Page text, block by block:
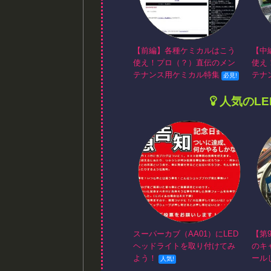
【前編】各種ケミカルはこう
使え！プロ（？）直伝のメン
テナンス用ケミカル特集
【
使え
テナ
人気の
スーパーカブ（AA01）にLED
ヘッドライトを取り付けてみ
よう！
【
のキ
ール